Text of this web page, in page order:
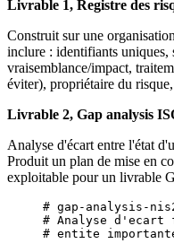
Livrable 1, Registre des
Construit sur une
inclure : identifiants uniques,
vraisemblance/impact,
éviter), propriétaire du risque,
Livrable 2, Gap analysis
Analyse d'écart entre l'état
Produit un plan de mise en
exploitable pour un livrable
# gap-analysis-
# Analyse d'ecart
# entite